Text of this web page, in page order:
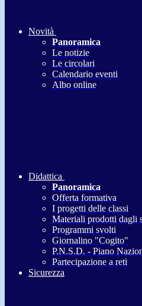
Novità
Panoramica
Le notizie
Le circolari
Calendario eventi
Albo online
Didattica
Panoramica
Offerta formativa
I progetti delle classi
Materiali prodotti dagli
Programmi svolti
Giornalino "Cogito"
P.N.S.D. - Piano
Partecipazione a reti
Sicurezza